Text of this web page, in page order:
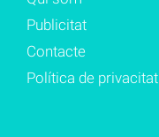
Publicitat
Contacte
Política de privacitat